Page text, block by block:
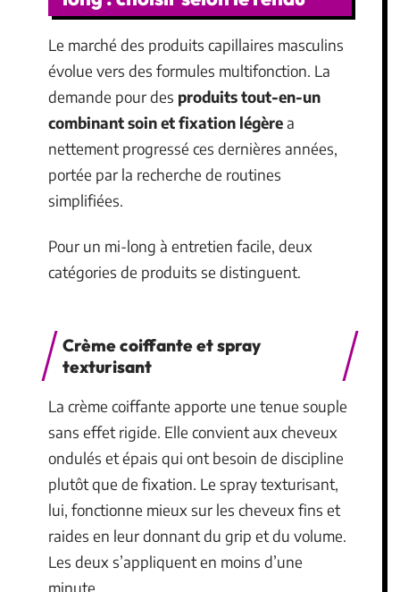
Le marché des produits capillaires masculins
évolue vers des formules multifonction. La
demande pour des produits tout-en-un
combinant soin et fixation légèrea
nettement progressé ces dernières années,
portée par la recherche de routines
simplifiées.
Pour un mi-long à entretien facile, deux
catégories de produits se distinguent.
Crème coiffante et spray
texturisant
La crème coiffante apporte une tenue souple
sans effet rigide. Elle convient aux cheveux
ondulés et épais qui ont besoin de discipline
plutôt que de fixation. Le spray texturisant,
lui, fonctionne mieux sur les cheveux fins et
raides en leur donnant du grip et du volume.
Les deux s’appliquent en moins d’une
minute.